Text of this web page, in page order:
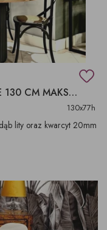
STÓŁ OKRĄGŁY NA JEDNEJ NODZE 130 CM MAKSYMALNIE
130x77h
lity oraz kwarcyt 20mm